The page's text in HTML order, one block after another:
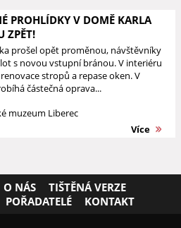
PROHLÍDKY V DOMĚ KARLA
ZPĚT!
prošel opět proměnou, návštěvníky
s novou vstupní bránou. V interiéru
stropů a repase oken. V
částečná oprava...
muzeum Liberec
Více
O NÁS
TIŠTĚNÁ VERZE
POŘADATELÉ KONTAKT